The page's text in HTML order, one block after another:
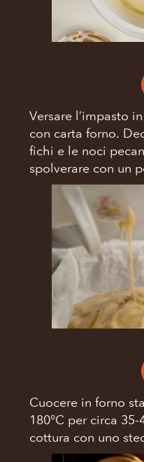
Versare l’impasto
con carta forno.
fichi e le noci
spolverare con un
Cuocere in forno
180°C per circa
cottura con uno